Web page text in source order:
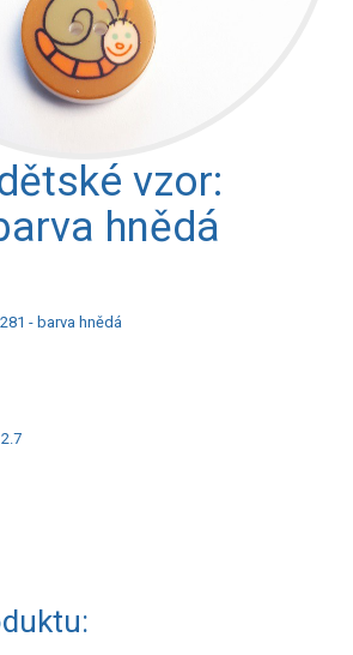
vzor:
hnědá
- barva hnědá